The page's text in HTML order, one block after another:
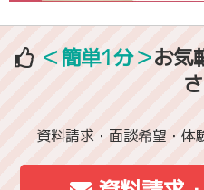
＜簡単1分＞お気
資料請求・面談希望・体